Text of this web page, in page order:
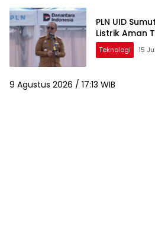
PLN UID
Listrik Aman
Teknologi 15
9 Agustus 2026 / 17:13 WIB